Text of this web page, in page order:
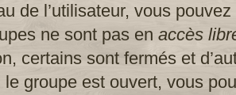
de l’utilisateur, vous
ne sont pas en accès
certains sont fermés et
le groupe est ouvert, vous